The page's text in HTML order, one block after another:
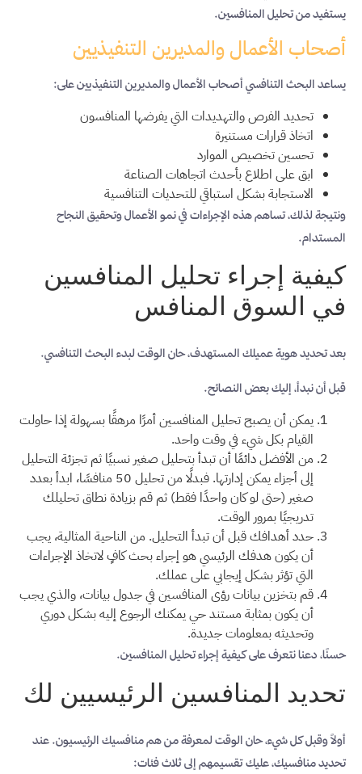
يستفيد من تحليل المنافسين.
أصحاب الأعمال والمديرين التنفيذيين
يساعد البحث التنافسي أصحاب الأعمال والمديرين التنفيذيين على:
تحديد الفرص والتهديدات التي يفرضها المنافسون
اتخاذ قرارات مستنيرة
تحسين تخصيص الموارد
ابق على اطلاع بأحدث اتجاهات الصناعة
الاستجابة بشكل استباقي للتحديات التنافسية
ونتيجة لذلك، تساهم هذه الإجراءات في نمو الأعمال وتحقيق النجاح
المستدام.
كيفية إجراء تحليل المنافسين
في السوق المنافس
بعد تحديد هوية عميلك المستهدف، حان الوقت لبدء البحث التنافسي.
قبل أن نبدأ، إليك بعض النصائح.
يمكن أن يصبح تحليل المنافسين أمرًا مرهقًا بسهولة إذا حاولت
القيام بكل شيء في وقت واحد.
من الأفضل دائمًا أن تبدأ بتحليل صغير نسبيًا ثم تجزئة التحليل
إلى أجزاء يمكن إدارتها. فبدلًا من تحليل 50 منافسًا، ابدأ بعدد
صغير (حتى لو كان واحدًا فقط) ثم قم بزيادة نطاق تحليلك
تدريجيًا بمرور الوقت.
حدد أهدافك قبل أن تبدأ التحليل. من الناحية المثالية، يجب
أن يكون هدفك الرئيسي هو إجراء بحث كافٍ لاتخاذ الإجراءات
التي تؤثر بشكل إيجابي على عملك.
قم بتخزين بيانات رؤى المنافسين في جدول بيانات، والذي يجب
أن يكون بمثابة مستند حي يمكنك الرجوع إليه بشكل دوري
وتحديثه بمعلومات جديدة.
حسنًا، دعنا نتعرف على كيفية إجراء تحليل المنافسين.
تحديد المنافسين الرئيسيين لك
أولاً وقبل كل شيء، حان الوقت لمعرفة من هم منافسيك الرئيسيون. عند
تحديد منافسيك، عليك تقسيمهم إلى ثلاث فئات: